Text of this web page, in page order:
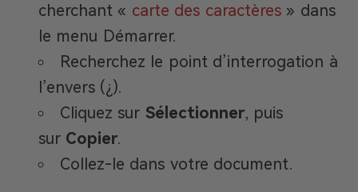
cherchant « carte des caractères» dans
le menu Démarrer.
Recherchez le point d’interrogation à
l’envers (¿).
Cliquez sur Sélectionner, puis
sur Copier.
Collez-le dans votre document.